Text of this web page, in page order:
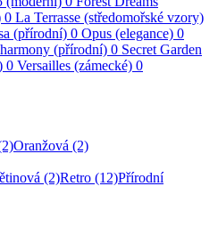
0 La Terrasse (středomořské vzory)
(přírodní) 0 Opus (elegance) 0
(přírodní) 0 Secret Garden
0 Versailles (zámecké) 0
Oranžová (2)
(2)Retro (12)Přírodní